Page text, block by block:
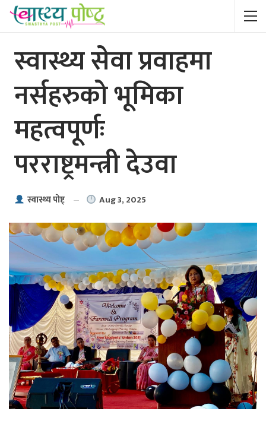
स्वास्थ्य सेवा प्रवाहमा
नर्सहरुको भूमिका
महत्वपूर्णः
परराष्ट्रमन्त्री देउवा
स्वास्थ्य पाेष्ट् Aug 3, 2025